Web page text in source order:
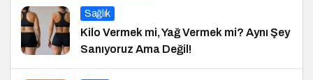
Sağlık
Kilo Vermek mi, Yağ Vermek mi? Aynı Şey
Sanıyoruz Ama Değil!